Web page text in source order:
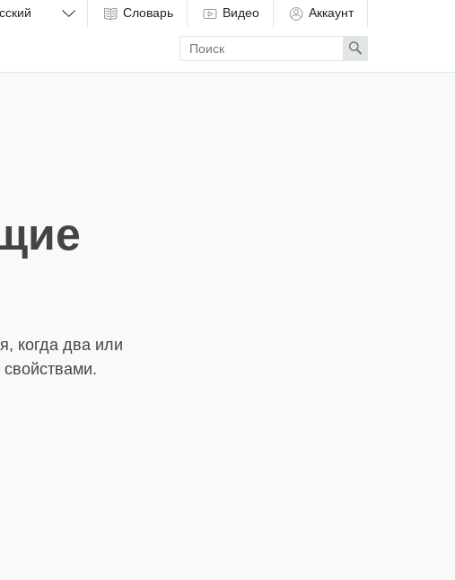
Словарь Видео Аккаунт
Enter
search
term
Search
когда два или